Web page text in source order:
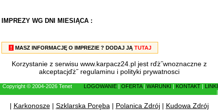
IMPREZY WG DNI MIESIĄCA :
! MASZ INFORMACJĘ O IMPREZIE ? DODAJ JĄ TUTAJ
Korzystanie z serwisu www.karpacz24.pl jest rďż˝wnoznaczne z
akceptacjďż˝ regulaminu i polityki prywatnosci
Copyright © 2004-2026 Tenet LOGOWANIE OFERTA| WARUNKI KONTAKT
LINKI
| Karkonosze| Szklarska Poręba| Polanica Zdrój| Kudowa Zdrój